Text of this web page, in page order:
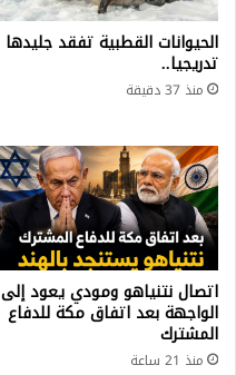
الحيوانات القطبية تفقد جليدها
تدريجيا..
منذ 37 دقيقة
اتصال نتنياهو ومودي يعود إلى
الواجهة بعد اتفاق مكة للدفاع
المشترك
منذ 21 ساعة